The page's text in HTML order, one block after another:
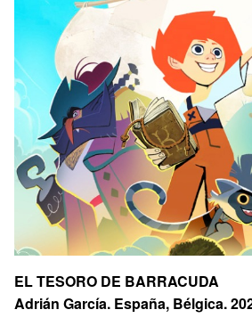
EL TESORO DE BARRACUDA
Adrián García. España, Bélgica.